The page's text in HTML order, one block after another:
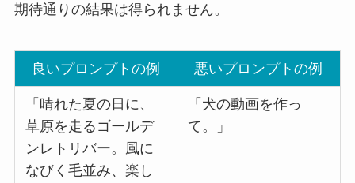
期待通りの結果は得られません。
良いプロンプトの例 悪いプロンプトの例
「晴れた夏の日に、
草原を走るゴールデ
ンレトリバー。風に
なびく毛並み、楽し
「犬の動画を作っ
て。」